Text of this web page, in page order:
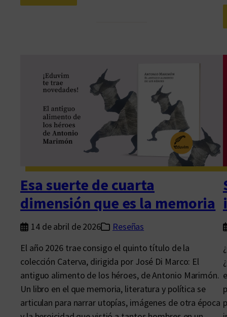
E
e
s
b
i
e
t
r
a
t
a
a
,
a
t
o
Esa suerte de cuarta
dimensión que es la memoria
14 de abril de 2026
Reseñas
El año 2026 trae consigo el quinto título de la
colección Caterva, dirigida por José Di Marco: El
antiguo alimento de los héroes, de Antonio Marimón.
Un libro en el que memoria, literatura y política se
articulan para narrar utopías, imágenes de otra época